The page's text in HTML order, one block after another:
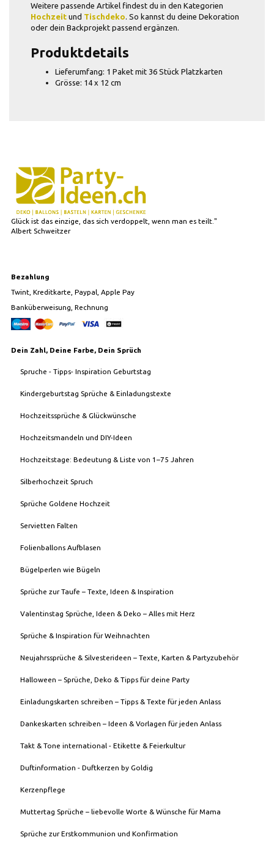
Weitere passende Artikel findest du in den Kategorien
Hochzeit und Tischdeko. So kannst du deine Dekoration
oder dein Backprojekt passend ergänzen.
Produktdetails
Lieferumfang: 1 Paket mit 36 Stück Platzkarten
Grösse: 14 x 12 cm
Glück ist das einzige, das sich verdoppelt, wenn man es teilt."
Albert Schweitzer
Bezahlung
Twint, Kreditkarte, Paypal, Apple Pay
Banküberweisung, Rechnung
Dein Zahl, Deine Farbe, Dein Sprüch
Spruche - Tipps- Inspiration Geburtstag
Kindergeburtstag Sprüche & Einladungstexte
Hochzeitssprüche & Glückwünsche
Hochzeitsmandeln und DIY-Ideen
Hochzeitstage: Bedeutung & Liste von 1–75 Jahren
Silberhochzeit Spruch
Sprüche Goldene Hochzeit
Servietten Falten
Folienballons Aufblasen
Bügelperlen wie Bügeln
Sprüche zur Taufe – Texte, Ideen & Inspiration
Valentinstag Sprüche, Ideen & Deko – Alles mit Herz
Sprüche & Inspiration für Weihnachten
Neujahrssprüche & Silvesterideen – Texte, Karten & Partyzubehör
Halloween – Sprüche, Deko & Tipps für deine Party
Einladungskarten schreiben – Tipps & Texte für jeden Anlass
Dankeskarten schreiben – Ideen & Vorlagen für jeden Anlass
Takt & Tone international - Etikette & Feierkultur
Duftinformation - Duftkerzen by Goldig
Kerzenpflege
Muttertag Sprüche – liebevolle Worte & Wünsche für Mama
Sprüche zur Erstkommunion und Konfirmation